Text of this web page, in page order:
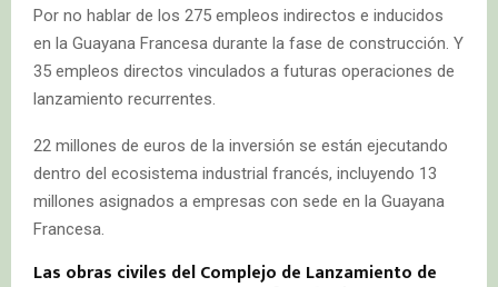
Por no hablar de los 275 empleos indirectos e inducidos
en la Guayana Francesa durante la fase de construcción. Y
35 empleos directos vinculados a futuras operaciones de
lanzamiento recurrentes.
22 millones de euros de la inversión se están ejecutando
dentro del ecosistema industrial francés, incluyendo 13
millones asignados a empresas con sede en la Guayana
Francesa.
Las obras civiles del Complejo de Lanzamiento de